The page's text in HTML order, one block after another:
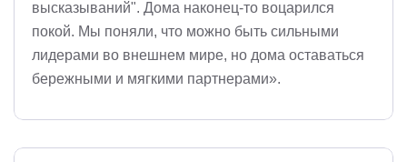
высказываний". Дома наконец-то воцарился
покой. Мы поняли, что можно быть сильными
лидерами во внешнем мире, но дома оставаться
бережными и мягкими партнерами».